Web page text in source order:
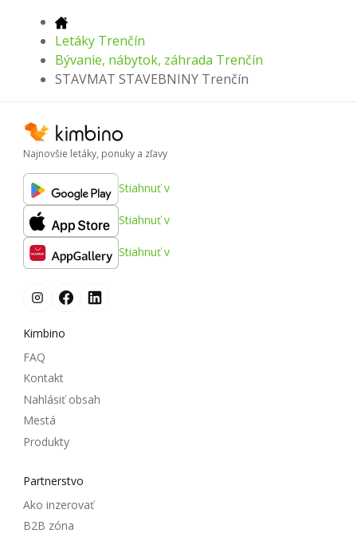
Letáky Trenčín
Bývanie, nábytok, záhrada Trenčín
STAVMAT STAVEBNINY Trenčín
Najnovšie letáky, ponuky a zľavy
Stiahnuť v
Stiahnuť v
Stiahnuť v
Kimbino
FAQ
Kontakt
Nahlásiť obsah
Mestá
Produkty
Partnerstvo
Ako inzerovať
B2B zóna